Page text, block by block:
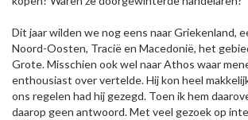
Dit jaar wilden we nog eens naar Griekenland,
Noord-Oosten, Tracië en Macedonië, het
Grote. Misschien ook wel naar Athos waar
enthousiast over vertelde. Hij kon heel
ons regelen had hij gezegd. Toen ik hem
daarop geen antwoord. Met veel gezoek op